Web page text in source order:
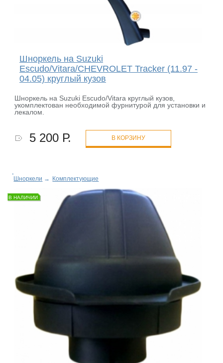
Шноркель на Suzuki
Escudo/Vitara/CHEVROLET Tracker (11.97 -
04.05) круглый кузов
Шноркель на Suzuki Escudo/Vitara круглый кузов,
укомплектован необходимой фурнитурой для установки и
лекалом.
5 200 Р. В КОРЗИНУ
Шноркели → Комплектующие
В НАЛИЧИИ